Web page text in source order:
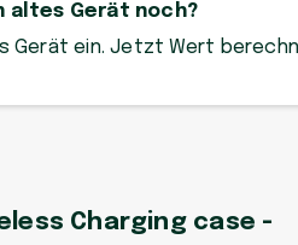
altes Gerät noch?
Gerät ein. Jetzt Wert
Charging case -